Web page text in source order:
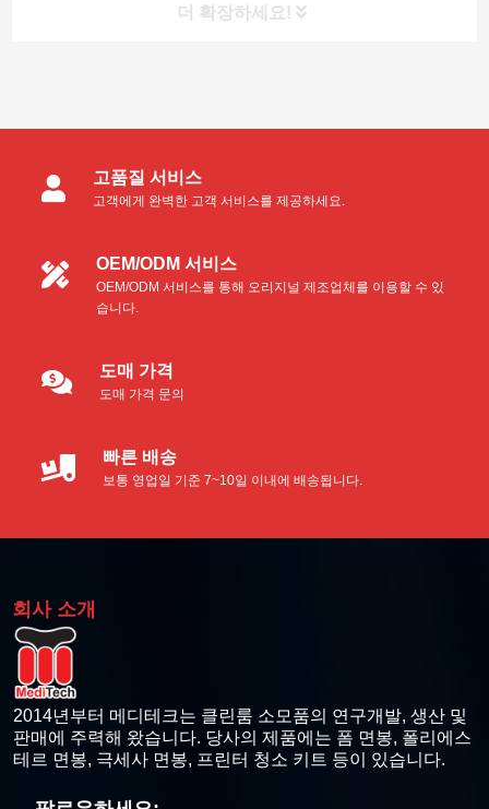
더 확장하세요!
제품 카테고리
클린룸 면봉
극세사 면봉
감열식 프린터 청소 키트
감열식 프린터 청소용 물티슈
감열식 프린트헤드 클리닝 펜
카드 프린터 청소 키트
Zebra 호환 청소 키트
고품질 서비스
고객에게 완벽한 고객 서비스를 제공하세요.
OEM/ODM 서비스
OEM/ODM 서비스를 통해 오리지널 제조업체를 이용할 수 있
습니다.
도매 가격
도매 가격 문의
빠른 배송
보통 영업일 기준 7~10일 이내에 배송됩니다.
회사 소개
2014년부터 메디테크는 클린룸 소모품의 연구개발, 생산 및
판매에 주력해 왔습니다. 당사의 제품에는 폼 면봉, 폴리에스
테르 면봉, 극세사 면봉, 프린터 청소 키트 등이 있습니다.